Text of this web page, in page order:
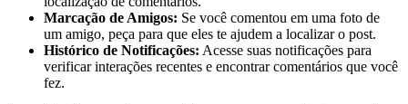
Marcação‍ de Amigos: Se ⁤você comentou em⁢ uma ​foto de
um amigo, peça para que​ eles te ajudem a ⁢localizar o post.
Histórico de ⁢Notificações: Acesse suas​ notificações para
verificar interações⁢ recentes e ⁢encontrar comentários que você
fez.